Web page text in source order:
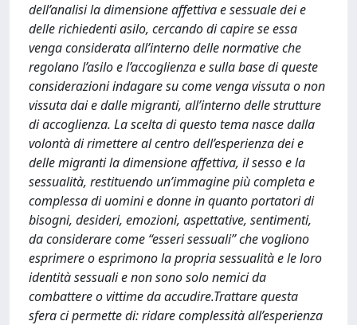
dell’analisi la dimensione affettiva e sessuale dei e
delle richiedenti asilo, cercando di capire se essa
venga considerata all’interno delle normative che
regolano l’asilo e l’accoglienza e sulla base di queste
considerazioni indagare su come venga vissuta o non
vissuta dai e dalle migranti, all’interno delle strutture
di accoglienza. La scelta di questo tema nasce dalla
volontà di rimettere al centro dell’esperienza dei e
delle migranti la dimensione affettiva, il sesso e la
sessualità, restituendo un’immagine più completa e
complessa di uomini e donne in quanto portatori di
bisogni, desideri, emozioni, aspettative, sentimenti,
da considerare come “esseri sessuali” che vogliono
esprimere o esprimono la propria sessualità e le loro
identità sessuali e non sono solo nemici da
combattere o vittime da accudire.Trattare questa
sfera ci permette di: ridare complessità all’esperienza